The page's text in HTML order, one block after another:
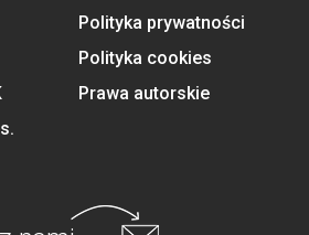
Polityka prywatności
Polityka cookies
Prawa autorskie